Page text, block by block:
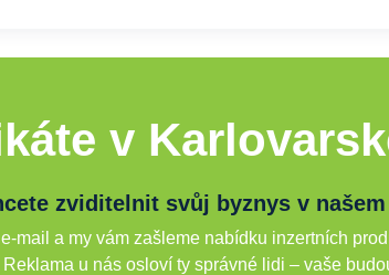
v
zviditelnit svůj byznys v
mail a my vám zašleme nabídku inzertních
Reklama u nás osloví ty správné lidi – vaše